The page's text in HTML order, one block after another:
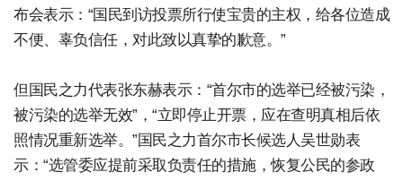
布会表示：“国民到访投票所行使宝贵的主权，给各位造成
不便、辜负信任，对此致以真挚的歉意。”
但国民之力代表张东赫表示：“首尔市的选举已经被污染，
被污染的选举无效”，“立即停止开票，应在查明真相后依
照情况重新选举。”国民之力首尔市长候选人吴世勋表
示：“选管委应提前采取负责任的措施，恢复公民的参政